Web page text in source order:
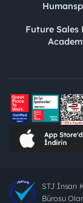
Future Sales
STJ İnsan
Bürosu